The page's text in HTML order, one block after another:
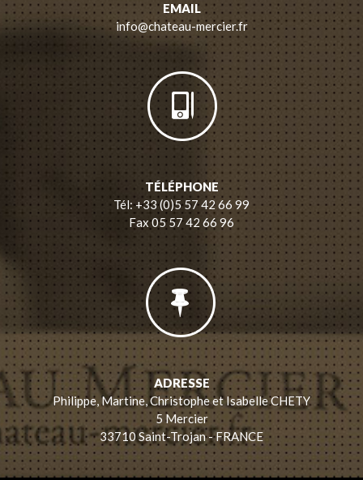
EMAIL
info@chateau-mercier.fr
TÉLÉPHONE
Tél: +33 (0)5 57 42 66 99
Fax 05 57 42 66 96
ADRESSE
Philippe, Martine, Christophe et Isabelle CHETY
5 Mercier
33710 Saint-Trojan - FRANCE